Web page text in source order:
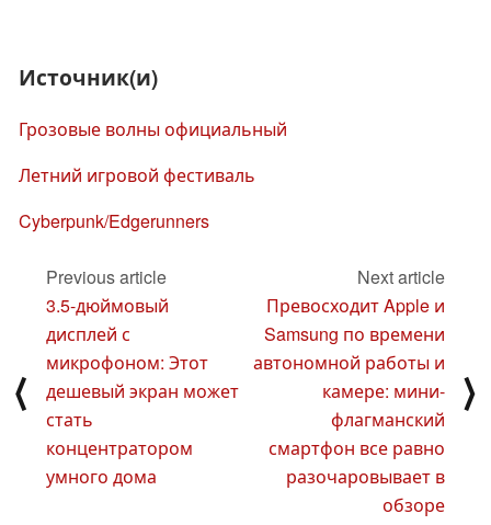
Источник(и)
Грозовые волны официальный
Летний игровой фестиваль
Cyberpunk/Edgerunners
⟨
Previous article
3.5-дюймовый
дисплей с
микрофоном: Этот
дешевый экран может
стать
концентратором
умного дома
Next article
Превосходит Apple и
Samsung по времени
автономной работы и
камере: мини-
флагманский
смартфон все равно
разочаровывает в
обзоре
⟩